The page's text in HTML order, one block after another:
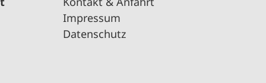
Impressum
Datenschutz